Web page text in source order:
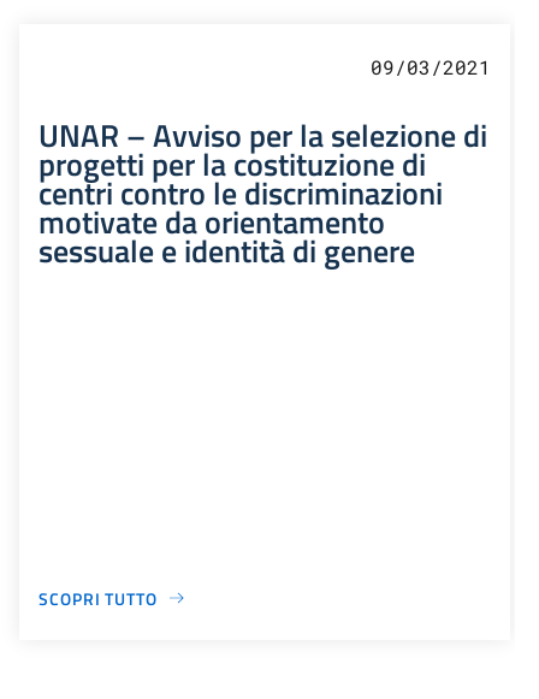
09/03/2021
UNAR – Avviso per la selezione di
progetti per la costituzione di
centri contro le discriminazioni
motivate da orientamento
sessuale e identità di genere
SCOPRI TUTTO